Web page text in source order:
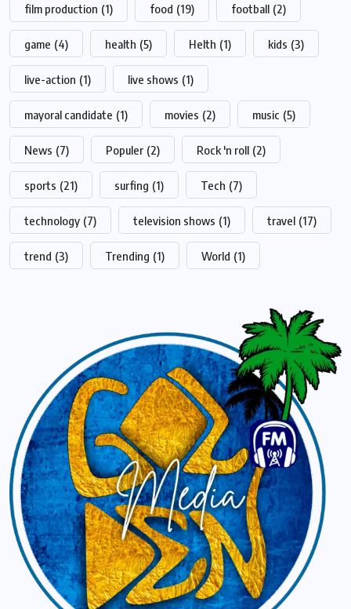
film production (1) food (19) football (2)
game (4) health (5) Helth (1) kids (3)
live-action (1) live shows (1)
mayoral candidate (1) movies (2) music (5)
News (7) Populer (2) Rock 'n roll (2)
sports (21) surfing (1) Tech (7)
technology (7) television shows (1) travel (17)
trend (3) Trending (1) World (1)